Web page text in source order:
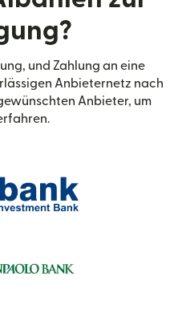
und Zahlung an eine
Anbieternetz nach
Anbieter, um